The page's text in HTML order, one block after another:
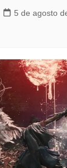
5 de agosto